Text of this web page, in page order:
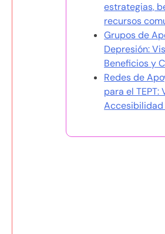
estrategias,
recursos
Grupos de
Depresión:
Beneficios y
Redes de
para el TEPT:
Accesibilidad